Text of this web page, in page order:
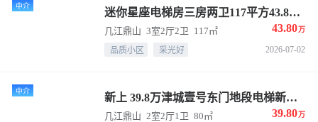
中介
迷你星座电梯房三房两卫117平方43.8万住家装修
几江鼎山 3室2厅2卫 117㎡ 43.80万
品质小区 采光好 2026-07-02
中介
新上 39.8万津城壹号东门地段电梯新小区看江房
几江鼎山 2室2厅1卫 80㎡ 39.80万